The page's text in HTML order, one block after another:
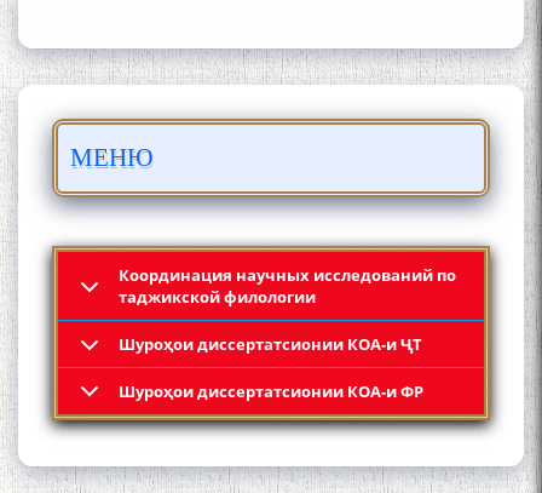
МЕНЮ
Координация научных исследований по
таджикской филологии
Шyроҳои диссертатсионии КОА-и ҶТ
Шyроҳои диссертатсионии КОА-и ФР
БО 4 000 000 СОМОНӢ
ПАЙКАРА ВА ОСОРХОНАИ
ШУД!
Кадамчо Худои Шарифзода